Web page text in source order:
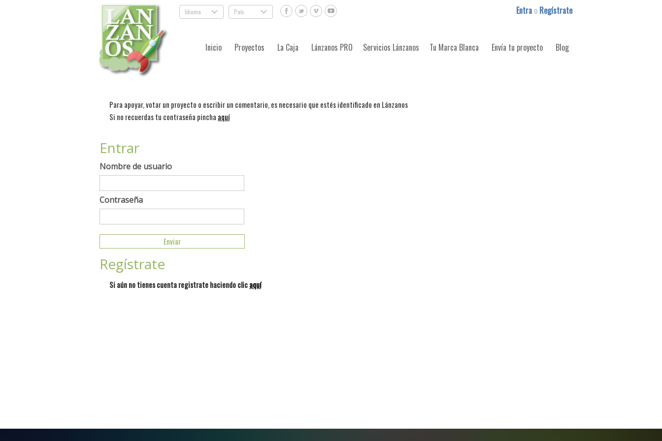
Idioma . País . Entra o Regístrate
Inicio Proyectos La Caja Lánzanos PRO Servicios Lánzanos Tu Marca Blanca Envía tu proyecto Blog
Para apoyar, votar un proyecto o escribir un comentario, es necesario que estés identificado en Lánzanos
Si no recuerdas tu contraseña pincha aquí
Entrar
Nombre de usuario
Contraseña
Regístrate
Si aún no tienes cuenta registrate haciendo clicaquí